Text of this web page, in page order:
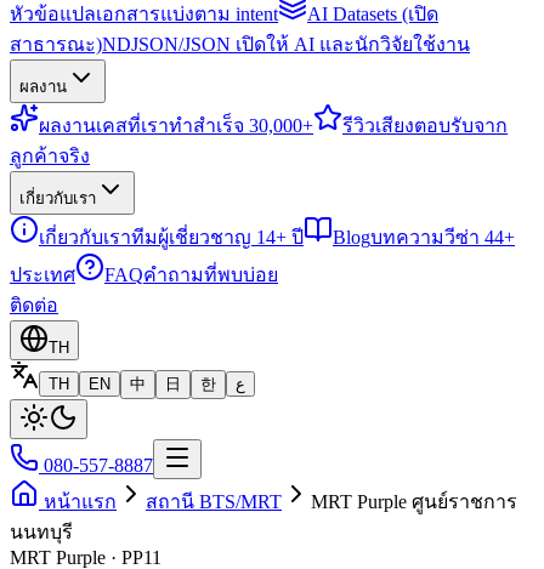
หัวข้อแปลเอกสารแบ่งตาม intent
AI Datasets (เปิด
สาธารณะ)NDJSON/JSON เปิดให้ AI และนักวิจัยใช้งาน
ผลงาน
ผลงานเคสที่เราทำสำเร็จ 30,000+ รีวิวเสียงตอบรับจาก
ลูกค้าจริง
เกี่ยวกับเรา
เกี่ยวกับเราทีมผู้เชี่ยวชาญ 14+ ปี Blogบทความวีซ่า 44+
ประเทศ
FAQคำถามที่พบบ่อย
ติดต่อ
TH
TH
EN 中 日 한 ع
080-557-8887
หน้าแรก
สถานี BTS/MRT
MRT Purple ศูนย์ราชการ
นนทบุรี
MRT Purple · PP11